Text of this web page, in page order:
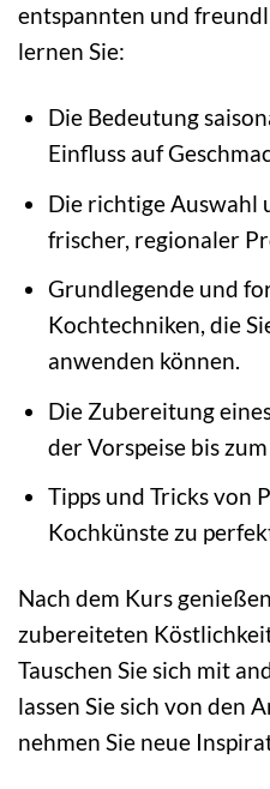
entspannten und
lernen Sie:
Die Bedeutung
Einfluss auf
Die richtige Auswahl
frischer, regionaler
Grundlegende und
Kochtechniken, die
anwenden können.
Die Zubereitung
der Vorspeise bis zum
Tipps und Tricks von
Kochkünste zu
Nach dem Kurs
zubereiteten
Tauschen Sie sich mit
lassen Sie sich von den
nehmen Sie neue